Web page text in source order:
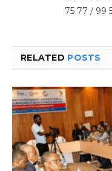
75 77 / 99
RELATED POSTS